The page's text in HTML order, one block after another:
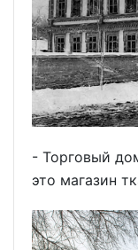
- Торговый
это магазин